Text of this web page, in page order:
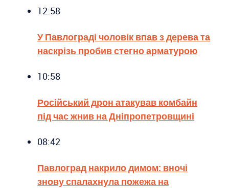
12:58
У Павлограді чоловік впав з дерева та
наскрізь пробив стегно арматурою
10:58
Російський дрон атакував комбайн
під час жнив на Дніпропетровщині
08:42
Павлоград накрило димом: вночі
знову спалахнула пожежа на